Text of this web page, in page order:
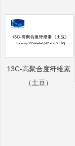
13C-高聚合度纤维素
（土豆）